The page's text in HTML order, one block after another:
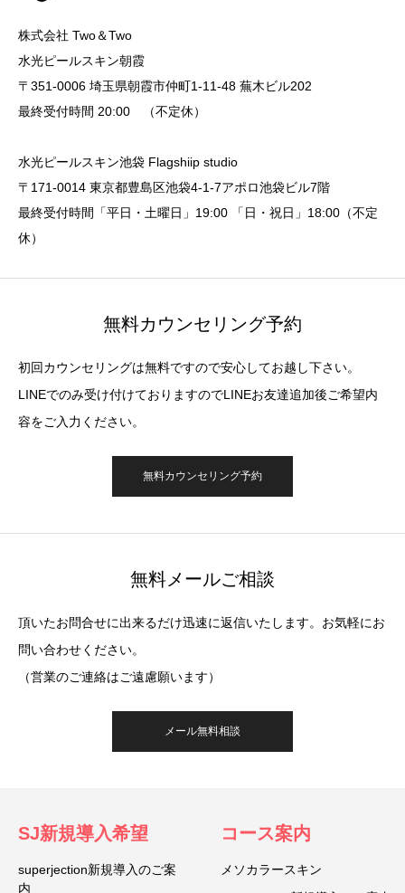
株式会社 Two＆Two
水光ピールスキン朝霞
〒351-0006 埼玉県朝霞市仲町1-11-48 蕪木ビル202
最終受付時間 20:00 （不定休）
水光ピールスキン池袋 Flagshiip studio
〒171-0014 東京都豊島区池袋4-1-7アポロ池袋ビル7階
最終受付時間「平日・土曜日」19:00 「日・祝日」18:00（不定
休）
無料カウンセリング予約
初回カウンセリングは無料ですので安心してお越し下さい。
LINEでのみ受け付けておりますのでLINEお友達追加後ご希望内
容をご入力ください。
無料カウンセリング予約
無料メールご相談
頂いたお問合せに出来るだけ迅速に返信いたします。お気軽にお
問い合わせください。
（営業のご連絡はご遠慮願います）
メール無料相談
SJ新規導入希望
superjection新規導入のご案
内
コース案内
メソカラースキン